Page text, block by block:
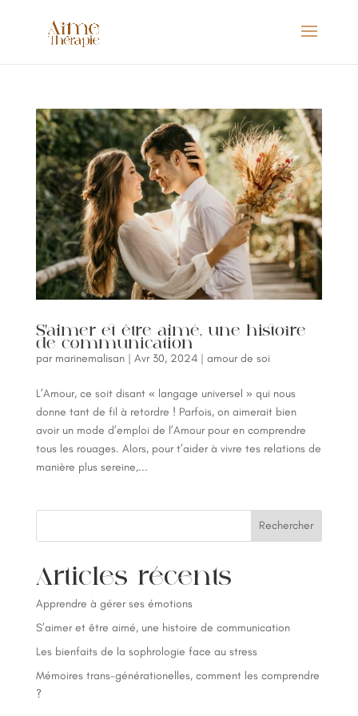
S’aimer et être aimé, une histoire
de communication
par marinemalisan| Avr 30, 2024| amour de soi
L’Amour, ce soit disant « langage universel » qui nous
donne tant de fil à retordre ! Parfois, on aimerait bien
avoir un mode d’emploi de l’Amour pour en comprendre
tous les rouages. Alors, pour t’aider à vivre tes relations de
manière plus sereine,...
Rechercher
Articles récents
Apprendre à gérer ses émotions
S’aimer et être aimé, une histoire de communication
Les bienfaits de la sophrologie face au stress
Mémoires trans-générationelles, comment les comprendre
?